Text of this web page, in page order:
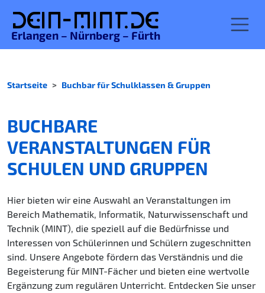
Dein-MINT.de
Erlangen – Nürnberg – Fürth
Startseite Buchbar für Schulklassen & Gruppen
BUCHBARE
VERANSTALTUNGEN FÜR
SCHULEN UND GRUPPEN
Hier bieten wir eine Auswahl an Veranstaltungen im
Bereich Mathematik, Informatik, Naturwissenschaft und
Technik (MINT), die speziell auf die Bedürfnisse und
Interessen von Schülerinnen und Schülern zugeschnitten
sind. Unsere Angebote fördern das Verständnis und die
Begeisterung für MINT-Fächer und bieten eine wertvolle
Ergänzung zum regulären Unterricht. Entdecken Sie unser